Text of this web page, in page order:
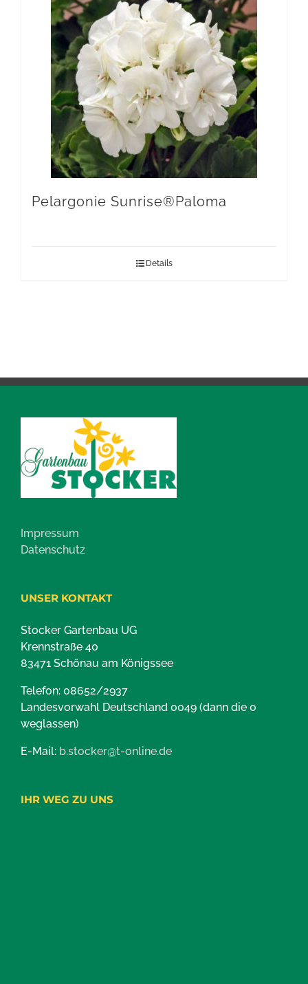
Pelargonie Sunrise®Paloma
Details
Impressum
Datenschutz
UNSER KONTAKT
Stocker Gartenbau UG
Krennstraße 40
83471 Schönau am Königssee
Telefon: 08652/2937
Landesvorwahl Deutschland 0049 (dann die 0
weglassen)
E-Mail: b.stocker@t-online.de
IHR WEG ZU UNS